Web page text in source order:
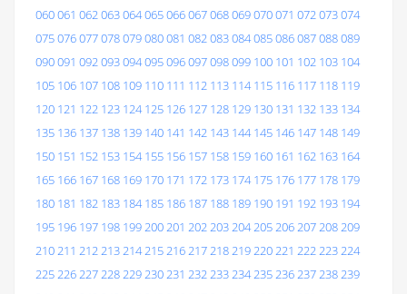
060061 062063064065066067068069070071 072073074
075076077078079080081 082083084085086087088089
090091 092093094095096097098099 100 101 102 103 104
105 106 107 108 109 110 111 112 113 114 115 116 117 118 119
120 121 122 123 124 125 126 127 128 129 130 131 132 133 134
135 136 137 138 139 140 141 142 143 144 145 146 147 148 149
150 151 152 153 154 155 156 157 158 159 160 161 162 163 164
165 166 167 168 169 170 171 172 173 174 175 176 177 178 179
180 181 182 183 184 185 186 187 188 189 190 191 192 193 194
195 196 197 198 199200201 202203204205206207208209
210211 212213214215216217218219220221 222223224
225226227228229230231 232233234235236237238239